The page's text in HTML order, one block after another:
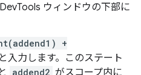
ウィンドウの下部に
+
と入力します。このステート
addend2